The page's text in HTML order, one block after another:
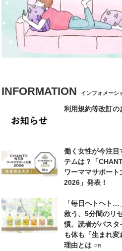
INFORMATION インフォメーシ
利用規約等改訂の
働く女性が今注目
テムは？「
ワーママサポート
2026」発表！
「毎日ヘトヘト…
救う、5分間のリ
慣。読者がバスタ
も体も「生まれ変
理由とは PR